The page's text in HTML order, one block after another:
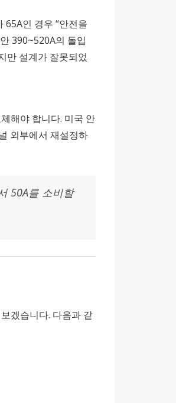
65A인 경우 “안전을
390~520A의 돌입
만 설계가 잘못되었
해야 합니다. 미국 안
외부에서 재설정하
50A를 소비할
겠습니다. 다음과 같